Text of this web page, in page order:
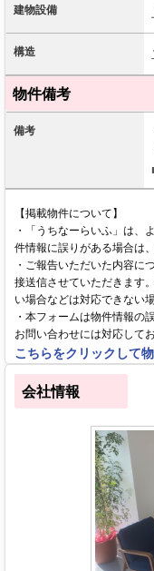
建物設備
構造
物件備考
備考
【掲載物件について】
・「うちなーらいふ」は、
件情報に誤りがある場合は
・ご報告いただいた内容に
接送信させていただきます
い場合などは対応できない
・本フォームは物件情報の
お問い合わせには対応して
こちらをクリックして
会社情報